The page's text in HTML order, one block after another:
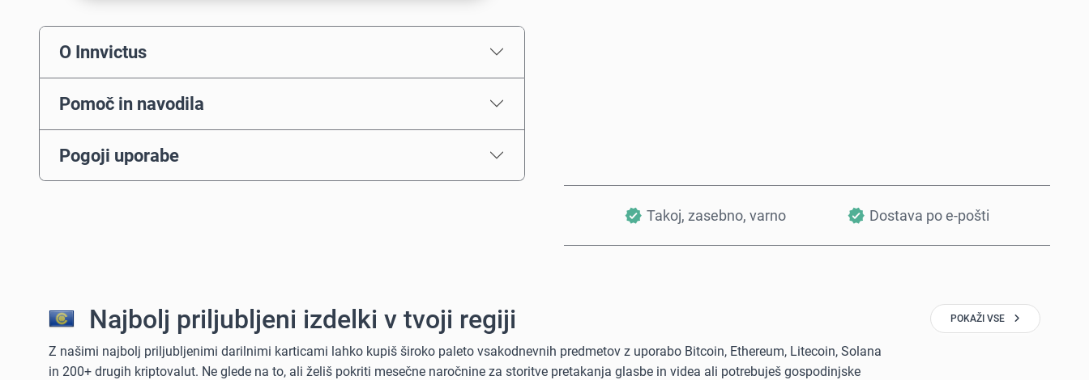
O Innvictus
Pomoč in navodila
Pogoji uporabe
Takoj, zasebno, varno Dostava po e-pošti
Najbolj priljubljeni izdelki v tvoji regiji
Z našimi najbolj priljubljenimi darilnimi karticami lahko kupiš široko paleto vsakodnevnih predmetov z uporabo Bitcoin, Ethereum, Litecoin, Solana
in 200+ drugih kriptovalut. Ne glede na to, ali želiš pokriti mesečne naročnine za storitve pretakanja glasbe in videa ali potrebuješ gospodinjske
POKAŽI VSE